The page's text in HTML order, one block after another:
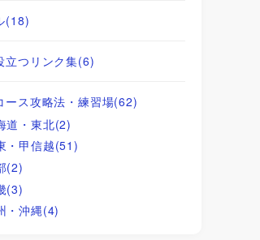
(18)
立つリンク集(6)
ース攻略法・練習場(62)
道・東北(2)
・甲信越(51)
(2)
(3)
・沖縄(4)